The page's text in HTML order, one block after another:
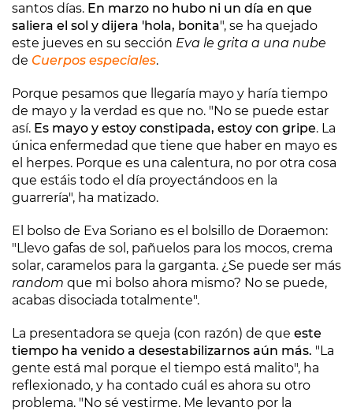
santos días. En marzo no hubo ni un día en que
saliera el sol y dijera 'hola, bonita", se ha quejado
este jueves en su sección Eva le grita a una nube
de Cuerpos especiales.
Porque pesamos que llegaría mayo y haría tiempo
de mayo y la verdad es que no. "No se puede estar
así. Es mayo y estoy constipada, estoy con gripe. La
única enfermedad que tiene que haber en mayo es
el herpes. Porque es una calentura, no por otra cosa
que estáis todo el día proyectándoos en la
guarrería", ha matizado.
El bolso de Eva Soriano es el bolsillo de Doraemon:
"Llevo gafas de sol, pañuelos para los mocos, crema
solar, caramelos para la garganta. ¿Se puede ser más
random que mi bolso ahora mismo? No se puede,
acabas disociada totalmente".
La presentadora se queja (con razón) de que este
tiempo ha venido a desestabilizarnos aún más. "La
gente está mal porque el tiempo está malito", ha
reflexionado, y ha contado cuál es ahora su otro
problema. "No sé vestirme. Me levanto por la